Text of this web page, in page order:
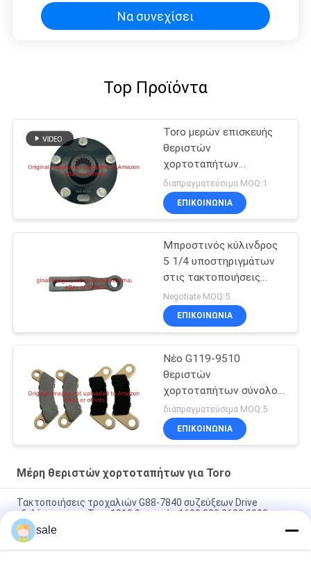
Να συνεχίσει
Top Προϊόντα
Toro μερών επισκευής
θεριστών
χορτοταπήτων
πλημνών G104-1675
κατάλληλο όχημα
πολλαπλών χρήσεων
διαπραγματεύσιμα MOQ:1
ΕΠΙΚΟΙΝΩΝΊΑ
Μπροστινός κύλινδρος
5 1/4 υποστηριγμάτων
στις τακτοποιήσεις
G115-7041 για Toro το
θεριστή χορτοταπήτων
Negotiate MOQ:5
ΕΠΙΚΟΙΝΩΝΊΑ
Νέο G119-9510
θεριστών
χορτοταπήτων σύνολο
μαξιλαριών φρένων
μερών 4 τακτοποιήσεων
Toro
διαπραγματεύσιμα MOQ:5
ΕΠΙΚΟΙΝΩΝΊΑ
Μέρη θεριστών χορτοταπήτων για Toro
Τακτοποιήσεις τροχαλιών G88-7840 συζεύξεων Drive
εξελίκτρων για Toro 1010 θεριστής 1600 800 2600 2000
Τμήματα κουρευτή γκαζόν Συσκευή δαχτυλιδιών έμβολο
(0,05 mm)
sale